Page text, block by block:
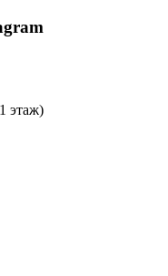
этаж)